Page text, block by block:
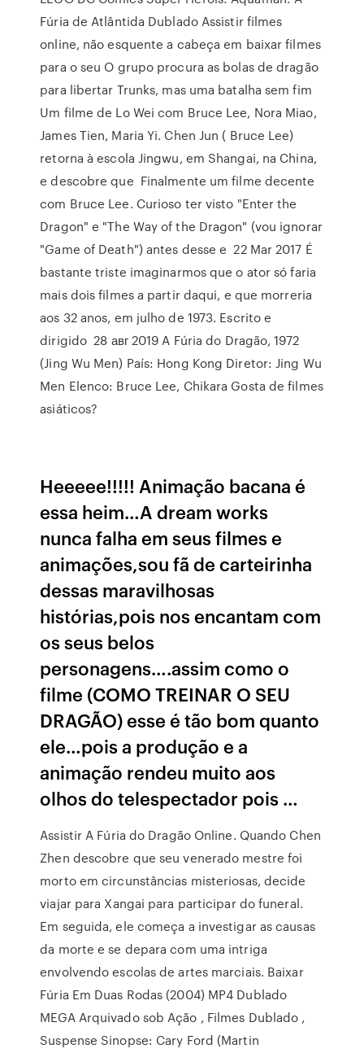
Fúria de Atlântida Dublado Assistir filmes
online, não esquente a cabeça em baixar filmes
para o seu O grupo procura as bolas de dragão
para libertar Trunks, mas uma batalha sem fim
Um filme de Lo Wei com Bruce Lee, Nora Miao,
James Tien, Maria Yi. Chen Jun ( Bruce Lee)
retorna à escola Jingwu, em Shangai, na China,
e descobre que Finalmente um filme decente
com Bruce Lee. Curioso ter visto "Enter the
Dragon" e "The Way of the Dragon" (vou ignorar
"Game of Death") antes desse e 22 Mar 2017 É
bastante triste imaginarmos que o ator só faria
mais dois filmes a partir daqui, e que morreria
aos 32 anos, em julho de 1973. Escrito e
dirigido 28 авг 2019 A Fúria do Dragão, 1972
(Jing Wu Men) País: Hong Kong Diretor: Jing Wu
Men Elenco: Bruce Lee, Chikara Gosta de filmes
asiáticos?
Heeeee!!!!! Animação bacana é
essa heim…A dream works
nunca falha em seus filmes e
animações,sou fã de carteirinha
dessas maravilhosas
histórias,pois nos encantam com
os seus belos
personagens….assim como o
filme (COMO TREINAR O SEU
DRAGÃO) esse é tão bom quanto
ele…pois a produção e a
animação rendeu muito aos
olhos do telespectador pois …
Assistir A Fúria do Dragão Online. Quando Chen
Zhen descobre que seu venerado mestre foi
morto em circunstâncias misteriosas, decide
viajar para Xangai para participar do funeral.
Em seguida, ele começa a investigar as causas
da morte e se depara com uma intriga
envolvendo escolas de artes marciais. Baixar
Fúria Em Duas Rodas (2004) MP4 Dublado
MEGA Arquivado sob Ação , Filmes Dublado ,
Suspense Sinopse: Cary Ford (Martin